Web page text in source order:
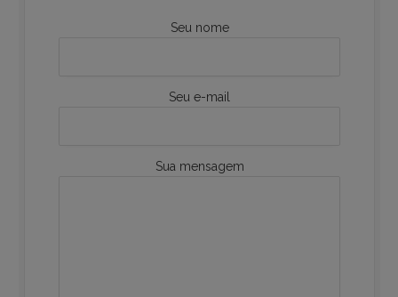
Seu nome
Seu e-mail
Sua mensagem